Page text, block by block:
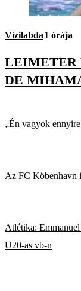
Vízilabda1 órája
LEIMETER
DE
„Én vagyok
Az FC Köbenhavn
Atlétika:
U20-as vb-n